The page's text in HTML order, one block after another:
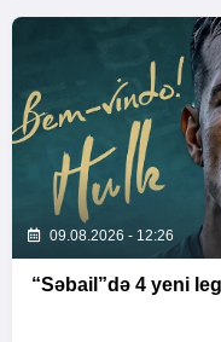
09.08.2026 - 12:26
“Səbail”də 4 yeni